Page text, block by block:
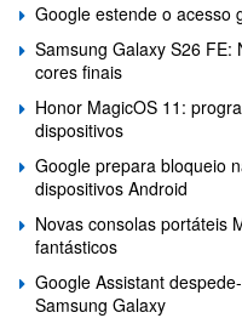
Google estende o acesso
Samsung Galaxy S26 FE:
cores finais
Honor MagicOS 11:
dispositivos
Google prepara bloqueio
dispositivos Android
Novas consolas portáteis
fantásticos
Google Assistant
Samsung Galaxy